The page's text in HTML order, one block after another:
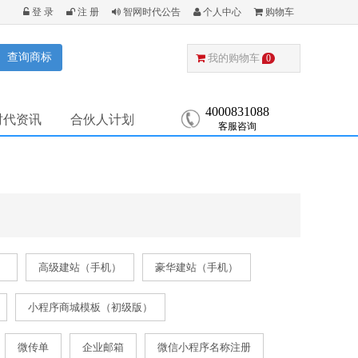
购物车
个人中心
智网时代公告
注 册
登 录
查询商标 我的购物车 0
代资讯 合伙人计划
4000831088
客服咨询
高级建站（手机） 豪华建站（手机）
小程序商城模板（初级版）
微传单 企业邮箱 微信小程序名称注册